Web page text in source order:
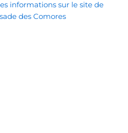
informations sur le site de
des Comores